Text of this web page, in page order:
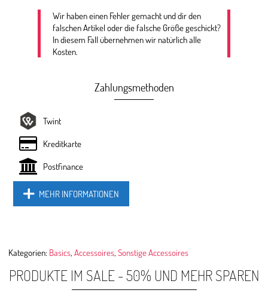
Wir haben einen Fehler gemacht und dir den
falschen Artikel oder die falsche Größe geschickt?
In diesem Fall übernehmen wir natürlich alle
Kosten.
Zahlungsmethoden
Twint
Kreditkarte
Postfinance
MEHR INFORMATIONEN
Kategorien: Basics,Accessoires,Sonstige Accessoires
PRODUKTE IM SALE - 50% UND MEHR SPAREN